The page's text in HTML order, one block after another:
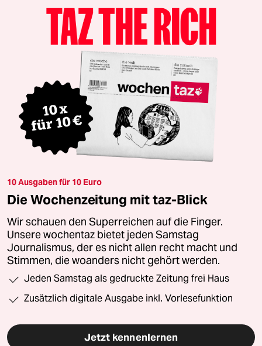
10 Ausgaben für 10 Euro
Die Wochenzeitung mit taz-Blick
Wir schauen den Superreichen auf die Finger.
Unsere wochentaz bietet jeden Samstag
Journalismus, der es nicht allen recht macht und
Stimmen, die woanders nicht gehört werden.
Jeden Samstag als gedruckte Zeitung frei Haus
Zusätzlich digitale Ausgabe inkl. Vorlesefunktion
Jetzt kennenlernen